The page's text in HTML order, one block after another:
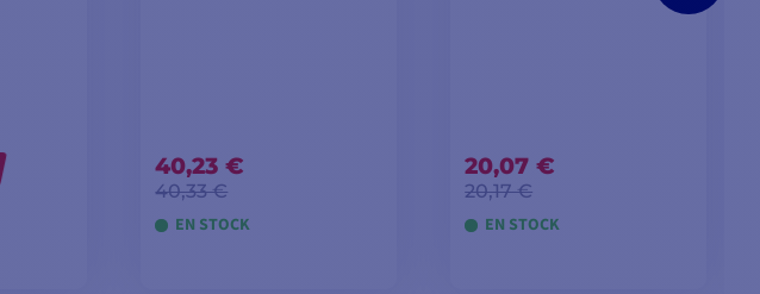
40,23 €
40,33 €
EN STOCK
20,07 €
20,17 €
EN STOCK